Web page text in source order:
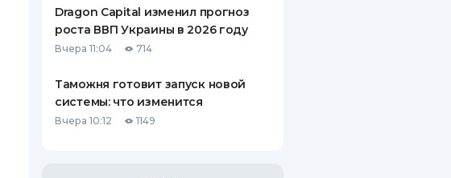
Dragon Capital изменил прогноз
роста ВВП Украины в 2026 году
Вчера 11:04 714
Таможня готовит запуск новой
системы: что изменится
Вчера 10:12 1149